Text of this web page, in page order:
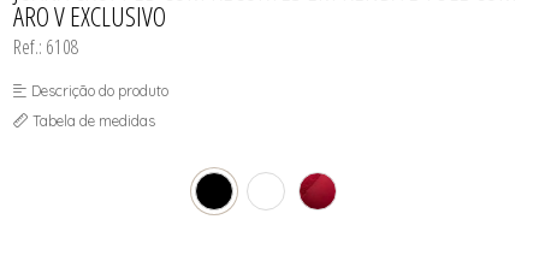
ARO V EXCLUSIVO
Ref.: 6108
Descrição do produto
Tabela de medidas